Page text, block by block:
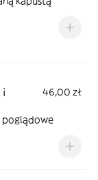
i
46,00 zł
*zdjęcie poglądowe